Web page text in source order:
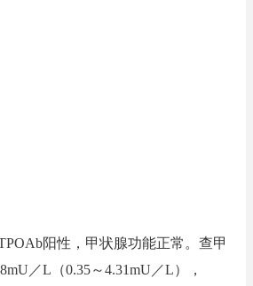
阳性，甲状腺功能正常。查甲
／L（0.35～4.31mU／L），